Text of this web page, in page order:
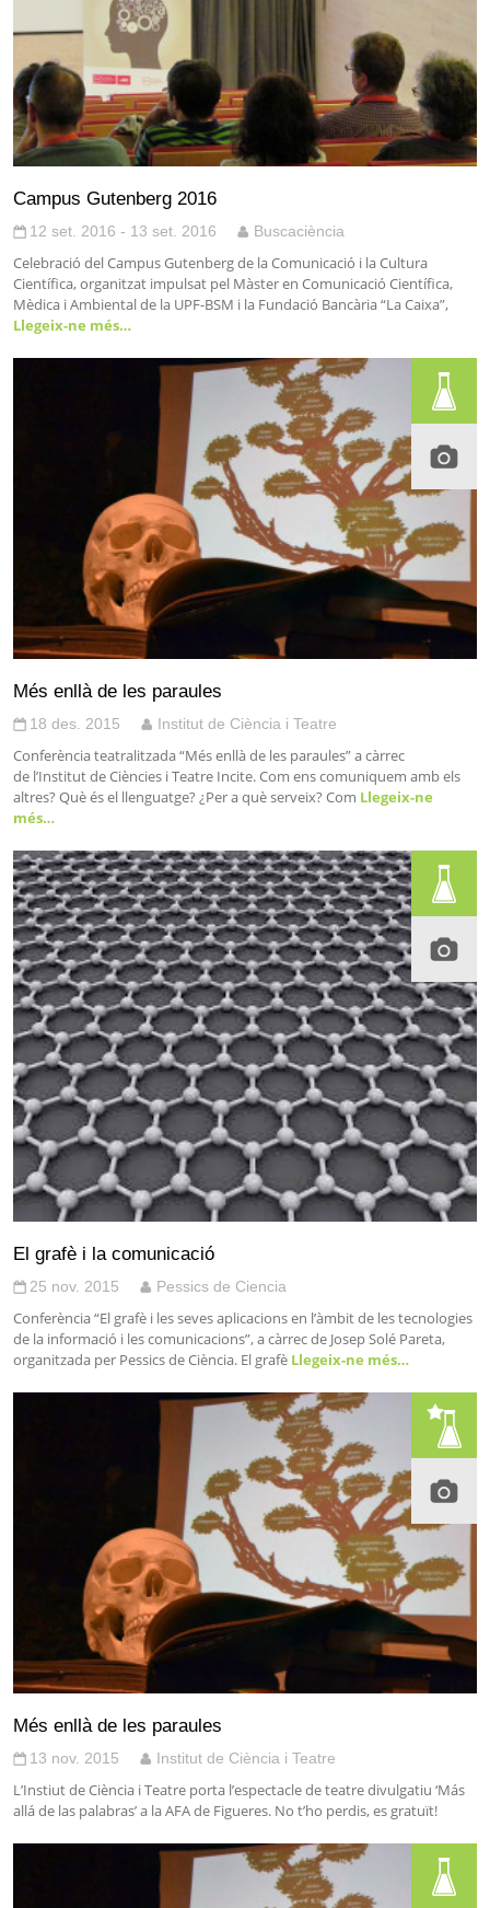
Campus Gutenberg 2016
12 set. 2016 - 13 set. 2016 Buscaciència
Celebració del Campus Gutenberg de la Comunicació i la Cultura
Científica, organitzat impulsat pel Màster en Comunicació Científica,
Mèdica i Ambiental de la UPF-BSM i la Fundació Bancària “La Caixa”,
Llegeix-ne més…
Més enllà de les paraules
18 des. 2015 Institut de Ciència i Teatre
Conferència teatralitzada “Més enllà de les paraules” a càrrec
de l’Institut de Ciències i Teatre Incite. Com ens comuniquem amb els
altres? Què és el llenguatge? ¿Per a què serveix? Com Llegeix-ne
més…
El grafè i la comunicació
25 nov. 2015 Pessics de Ciencia
Conferència “El grafè i les seves aplicacions en l’àmbit de les tecnologies
de la informació i les comunicacions”, a càrrec de Josep Solé Pareta,
organitzada per Pessics de Ciència. El grafè Llegeix-ne més…
Més enllà de les paraules
13 nov. 2015 Institut de Ciència i Teatre
L’Instiut de Ciència i Teatre porta l’espectacle de teatre divulgatiu ‘Más
allá de las palabras’ a la AFA de Figueres. No t’ho perdis, es gratuït!